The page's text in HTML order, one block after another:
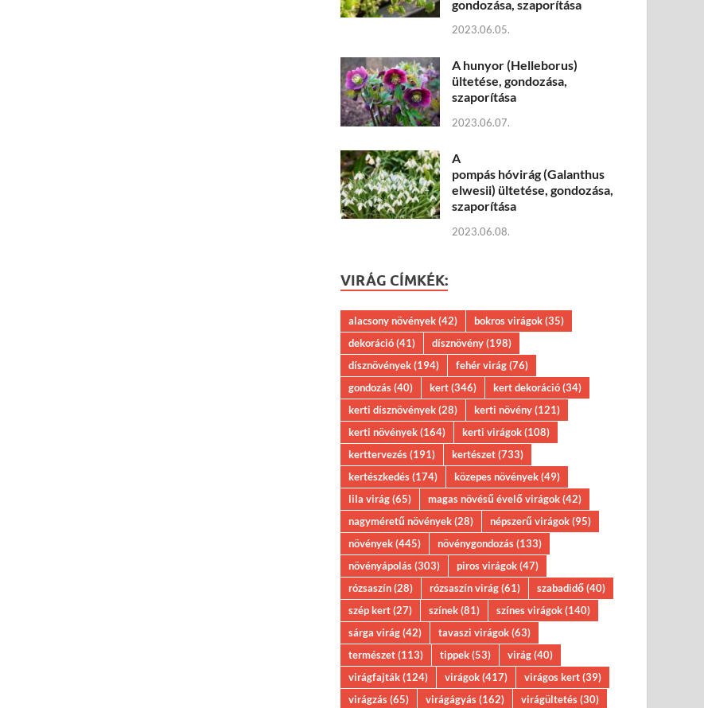
gondozása, szaporítása
2023.06.05.
A hunyor (Helleborus)
ültetése, gondozása,
szaporítása
2023.06.07.
A
pompás hóvirág (Galanthus
elwesii) ültetése, gondozása,
szaporítása
2023.06.08.
VIRÁG CÍMKÉK:
alacsony növények(42) bokros virágok(35)
dekoráció(41) dísznövény(198)
dísznövények(194) fehér virág(76)
gondozás(40) kert(346) kert dekoráció(34)
kerti dísznövények(28) kerti növény(121)
kerti növények(164) kerti virágok(108)
kerttervezés(191) kertészet(733)
kertészkedés(174) közepes növények(49)
lila virág(65) magas növésű évelő virágok(42)
nagyméretű növények(28) népszerű virágok(95)
növények(445) növénygondozás(133)
növényápolás(303) piros virágok(47)
rózsaszín(28) rózsaszín virág(61) szabadidő(40)
szép kert(27) színek(81) színes virágok(140)
sárga virág(42) tavaszi virágok(63)
természet(113) tippek(53) virág(40)
virágfajták(124) virágok(417) virágos kert(39)
virágzás(65) virágágyás(162) virágültetés(30)